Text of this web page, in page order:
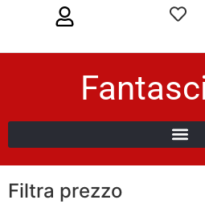
Filtra prezzo